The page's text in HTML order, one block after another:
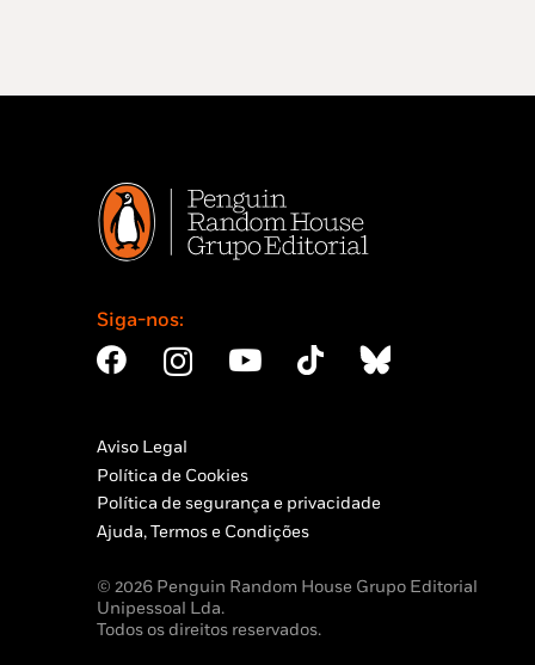
Siga-nos:
Aviso Legal
Política de Cookies
Política de segurança e privacidade
Ajuda, Termos e Condições
© 2026 Penguin Random House Grupo Editorial
Unipessoal Lda.
Todos os direitos reservados.